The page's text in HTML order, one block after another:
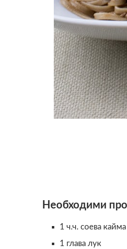
Необходими
1 ч.ч. соева кайма
1 глава лук